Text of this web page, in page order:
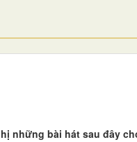
những bài hát sau đây